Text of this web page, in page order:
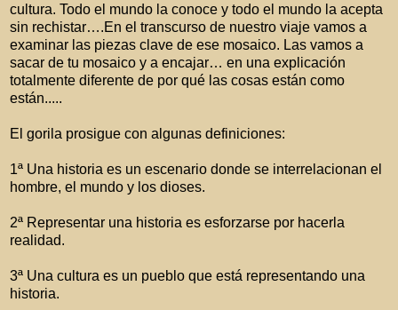
cultura. Todo el mundo la conoce y todo el mundo la acepta
sin rechistar….En el transcurso de nuestro viaje vamos a
examinar las piezas clave de ese mosaico. Las vamos a
sacar de tu mosaico y a encajar… en una explicación
totalmente diferente de por qué las cosas están como
están.....
El gorila prosigue con algunas definiciones:
1ª Una historia es un escenario donde se interrelacionan el
hombre, el mundo y los dioses.
2ª Representar una historia es esforzarse por hacerla
realidad.
3ª Una cultura es un pueblo que está representando una
historia.